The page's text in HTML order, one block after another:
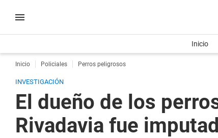
Inicio
Inicio Policiales Perros peligrosos
INVESTIGACIÓN
El dueño de los
Rivadavia fue